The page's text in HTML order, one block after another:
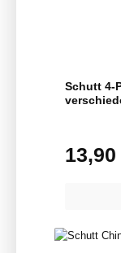
Schutt 4-
Regulärer
13,90